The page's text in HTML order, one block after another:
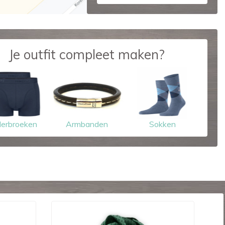
Je outfit compleet maken?
Armbanden Sokken